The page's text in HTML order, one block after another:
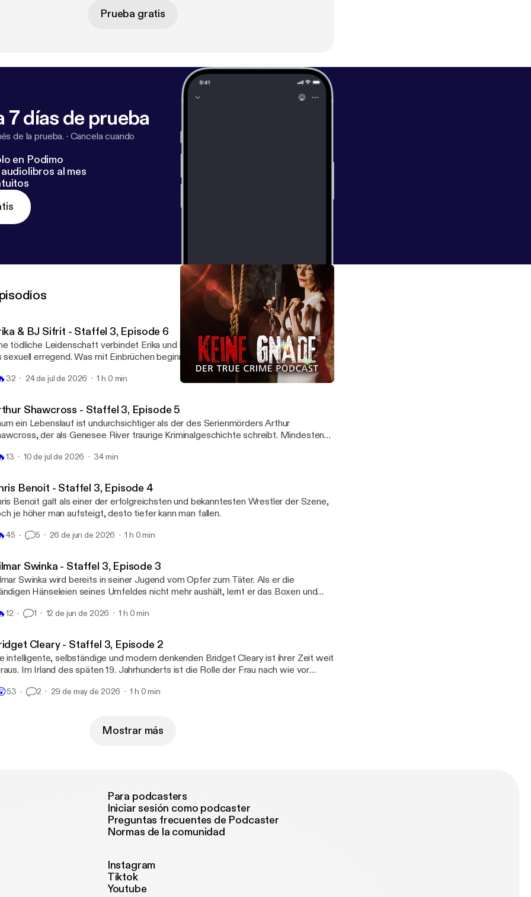
Prueba gratis
7 días de prueba
de la prueba. · Cancela cuando
en Podimo
al mes
& BJ Sifrit - Staffel 3, Episode 6
tödliche Leidenschaft verbindet Erika und BJ Sifrit - Das Paar empfindet Gewalt
sexuell erregend. Was mit Einbrüchen beginnt, endet in einem makabren Spiel aus
32 24 de jul de 2026 1 h 0 min
Shawcross - Staffel 3, Episode 5
ein Lebenslauf ist undurchsichtiger als der des Serienmörders Arthur
der als Genesee River traurige Kriminalgeschichte schreibt. Mindestens
13 10 de jul de 2026 34 min
Benoit - Staffel 3, Episode 4
Benoit galt als einer der erfolgreichsten und bekanntesten Wrestler der Szene,
je höher man aufsteigt, desto tiefer kann man fallen.
45 5 26 de jun de 2026 1 h 0 min
Swinka - Staffel 3, Episode 3
Swinka wird bereits in seiner Jugend vom Opfer zum Täter. Als er die
Hänseleien seines Umfeldes nicht mehr aushält, lernt er das Boxen und
der die Geschichte der ehemaligen DDR geprägt hat.
12 1 12 de jun de 2026 1 h 0 min
Cleary - Staffel 3, Episode 2
intelligente, selbständige und modern denkenden Bridget Cleary ist ihrer Zeit weit
Im Irland des späten 19. Jahrhunderts ist die Rolle der Frau nach wie vor
und durchlebt ein unvorstellbares Martyrium, dass mit ihrem brutalen
53 2 29 de may de 2026 1 h 0 min
Mostrar más
Para podcasters
Iniciar sesión como podcaster
Preguntas frecuentes de Podcaster
Normas de la comunidad
Instagram
Tiktok
Youtube